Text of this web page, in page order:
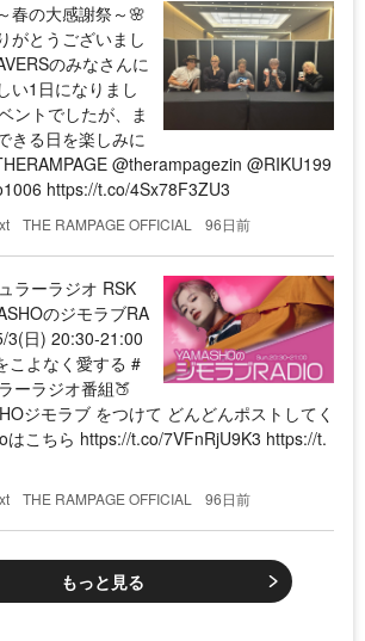
春の大感謝祭～🌸
がとうございまし
のみなさんに
い1日になりまし
ントでしたが、ま
きる日を楽しみに
@therampagezin @RIKU199
https://t.co/4Sx78F3ZU3
THE RAMPAGE OFFICIAL 96日前
ラーラジオ RSK
のジモラブRA
日) 20:30-21:00
こよなく愛する #
ーラジオ番組🍑
ジモラブ をつけて どんどんポストしてく
こちら https://t.co/7VFnRjU9K3 https://t.
THE RAMPAGE OFFICIAL 96日前
もっと見る